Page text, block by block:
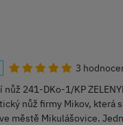
3
241-DKo-1/KP
nůž firmy Mikov, která
městě Mikulášovice.